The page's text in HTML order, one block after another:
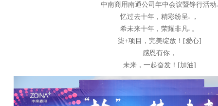
中南商用南通公司年中会议暨铮行活动
忆过去十年，精彩纷呈
，
希未来十年，荣耀非凡 。
柒+项目，完美绽放！[爱心]
感恩有你，
未来，一起奋发！[加油]